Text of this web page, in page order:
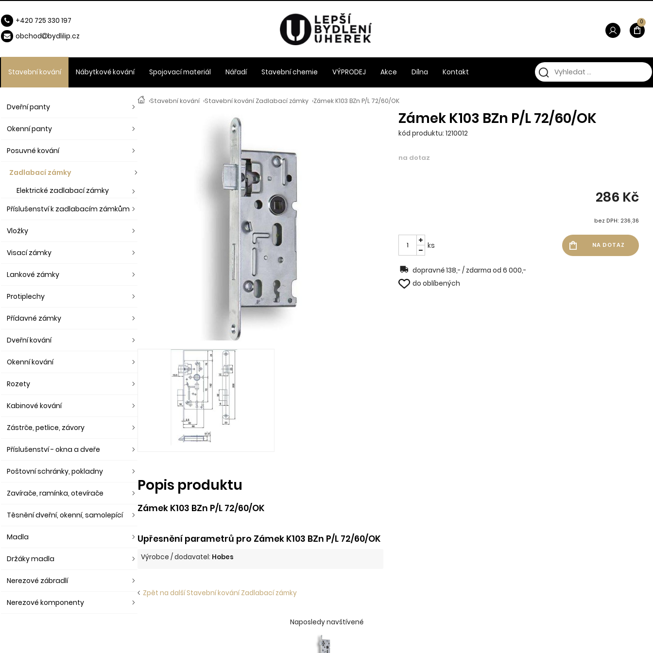
›Stavební kování ›Stavební kování Zadlabací zámky ›Zámek K103 BZn P/L 72/60/OK
Zámek K103 BZn P/L 72/60/OK
kód produktu: 1210012
na dotaz
286 Kč
bez DPH: 236,36
ks
dopravné 138,- / zdarma od 6 000,-
do oblíbených
Popis produktu
Zámek K103 BZn P/L 72/60/OK
Upřesnění parametrů pro Zámek K103 BZn P/L 72/60/OK
Výrobce / dodavatel: Hobes
Zpět na další Stavební kování Zadlabací zámky
Dveřní panty
Okenní panty
Posuvné kování
Zadlabací zámky
Elektrické zadlabací zámky
Příslušenství k zadlabacím zámkům
Vložky
Visací zámky
Lankové zámky
Protiplechy
Přídavné zámky
Dveřní kování
Okenní kování
Rozety
Kabinové kování
Zástrče, petlice, závory
Příslušenství - okna a dveře
Poštovní schránky, pokladny
Zavírače, ramínka, otevírače
Těsnění dveřní, okenní, samolepící
Madla
Držáky madla
Nerezové zábradlí
Nerezové komponenty
Stavební kování Nábytkové kování Spojovací materiál Nářadí Stavební chemie VÝPRODEJ Akce Dílna Kontakt
0
+420 725 330 197
obchod
bydlilip.cz
Naposledy navštívené